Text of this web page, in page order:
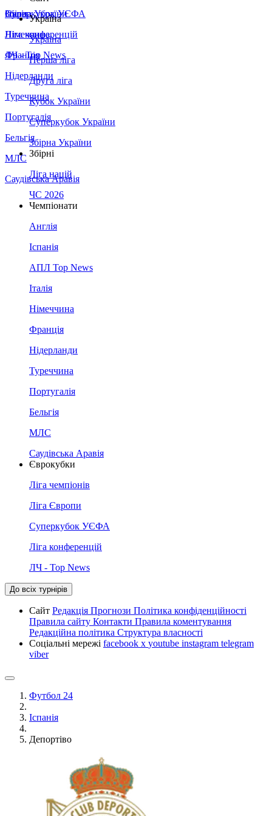
Збірна України
Італія
Німеччина
Франція
Нідерланди
Туреччина
Португалія
Бельгія
МЛС
Саудівська Аравія
Суперкубок УЄФА
Ліга конференцій
ЛЧ - Top News
Україна
Україна
Перша ліга
Друга ліга
Кубок України
Суперкубок України
Збірна України
Збірні
Ліга націй
ЧС 2026
Чемпіонати
Англія
Іспанія
АПЛ Top News
Італія
Німеччина
Франція
Нідерланди
Туреччина
Португалія
Бельгія
МЛС
Саудівська Аравія
Єврокубки
Ліга чемпіонів
Ліга Європи
Суперкубок УЄФА
Ліга конференцій
ЛЧ - Top News
До всіх турнірів
Сайт Редакція Прогнози Політика конфіденційності
Правила сайту Контакти Правила коментування
Редакційна політика Структура власності
Соціальні мережі facebook x youtube instagram telegram
viber
Футбол 24
Іспанія
Депортіво